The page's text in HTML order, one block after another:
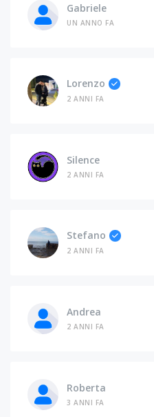
Gabriele
UN ANNO FA
Lorenzo
2 ANNI FA
Silence
2 ANNI FA
Stefano
2 ANNI FA
Andrea
2 ANNI FA
Roberta
3 ANNI FA